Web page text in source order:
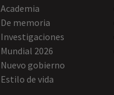
Academia
De memoria
Investigaciones
Mundial 2026
Nuevo gobierno
Estilo de vida